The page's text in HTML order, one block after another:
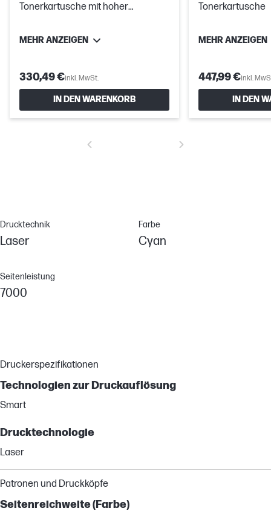
Tonerkartusche mit hoher
MEHR ANZEIGEN
330,49 €inkl. MwSt.
IN DEN WARENKORB
Tonerkartusche
MEHR ANZEIGEN
447,99 €inkl.
IN DEN
Drucktechnik
Laser
Farbe
Cyan
Seitenleistung
7000
Druckerspezifikationen
Technologien zur Druckauflösung
Smart
Drucktechnologie
Laser
Patronen und Druckköpfe
Seitenreichweite (Farbe)